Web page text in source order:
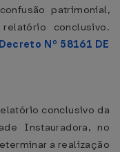
patrimonial,
conclusivo.
Decreto Nº 58161 DE
conclusivo da
Instauradora, no
a realização